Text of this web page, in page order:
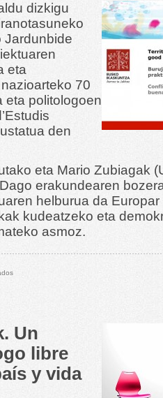
dizkigu
Jardunbide
eta
70
eta politologoen
den
eta Mario Zubiagak
erakundearen
helburua da
kudeatzeko eta
asmoz.
Un
libre
y vida